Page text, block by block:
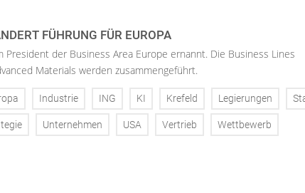
FÜHRUNG FÜR EUROPA
President der Business Area Europe ernannt. Die Business Lines
Materials werden zusammengeführt.
Industrie ING KI Krefeld Legierungen
Unternehmen USA Vertrieb Wettbewerb